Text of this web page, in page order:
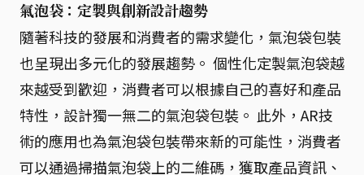
氣泡袋：定製與創新設計趨勢
隨著科技的發展和消費者的需求變化，氣泡袋包裝
也呈現出多元化的發展趨勢。 個性化定製氣泡袋越
來越受到歡迎，消費者可以根據自己的喜好和產品
特性，設計獨一無二的氣泡袋包裝。 此外，AR技
術的應用也為氣泡袋包裝帶來新的可能性，消費者
可以通過掃描氣泡袋上的二維碼，獲取產品資訊、